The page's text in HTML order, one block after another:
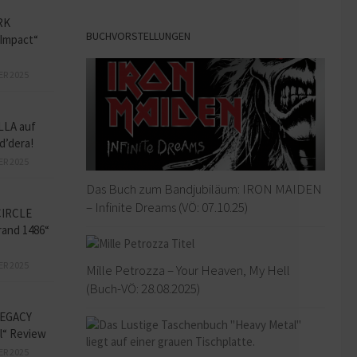
BUCHVORSTELLUNGEN
Das Buch zum Bandjubiläum: IRON MAIDEN
– Infinite Dreams (VÖ: 07.10.25)
Mille Petrozza – Your Heaven, My Hell
(Buch-VÖ: 28.08.2025)
auf
1486“
Review